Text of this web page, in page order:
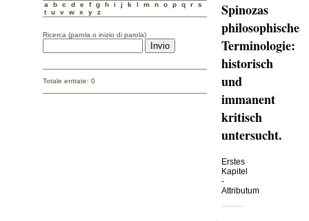
a b c d e f g h i j k l m n o p q r
s
t
u v w x y z
Ricerca (parola o inizio di parola)
Totale entrate: 0
Spinozas
philosophische
Terminologie:
historisch
und
immanent
kritisch
untersucht.
Erstes
Kapitel
-
Attributum